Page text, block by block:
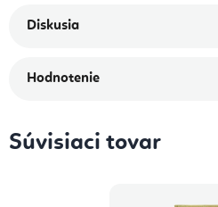
Diskusia
Hodnotenie
Súvisiaci tovar